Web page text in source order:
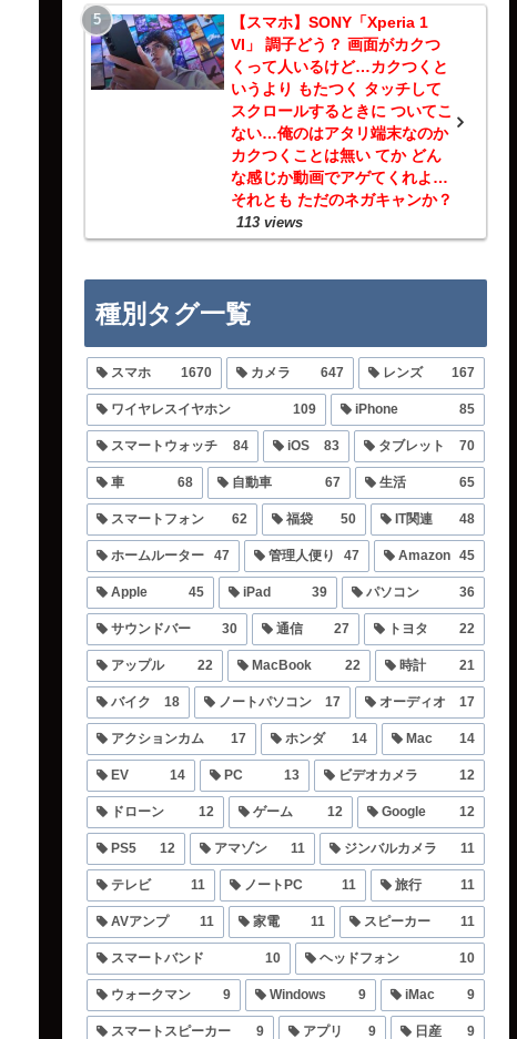
【スマホ】SONY「Xperia 1
VI」 調子どう？ 画面がカクつ
くって人いるけど…カクつくと
いうより もたつく タッチして
スクロールするときに ついてこ
ない…俺のはアタリ端末なのか
カクつくことは無い てか どん
な感じか動画でアゲてくれよ…
それとも ただのネガキャンか？
113 views
種別タグ一覧
スマホ 1670 カメラ 647 レンズ 167
ワイヤレスイヤホン 109 iPhone 85
スマートウォッチ 84 iOS 83 タブレット 70
車 68 自動車 67 生活 65
スマートフォン 62 福袋 50 IT関連 48
ホームルーター 47 管理人便り 47 Amazon 45
Apple 45 iPad 39 パソコン 36
サウンドバー 30 通信 27 トヨタ 22
アップル 22 MacBook 22 時計 21
バイク 18 ノートパソコン 17 オーディオ 17
アクションカム 17 ホンダ 14 Mac 14
EV 14 PC 13 ビデオカメラ 12
ドローン 12 ゲーム 12 Google 12
PS5 12 アマゾン 11 ジンバルカメラ 11
テレビ 11 ノートPC 11 旅行 11
AVアンプ 11 家電 11 スピーカー 11
スマートバンド 10 ヘッドフォン 10
ウォークマン 9 Windows 9 iMac 9
スマートスピーカー 9 アプリ 9 日産 9